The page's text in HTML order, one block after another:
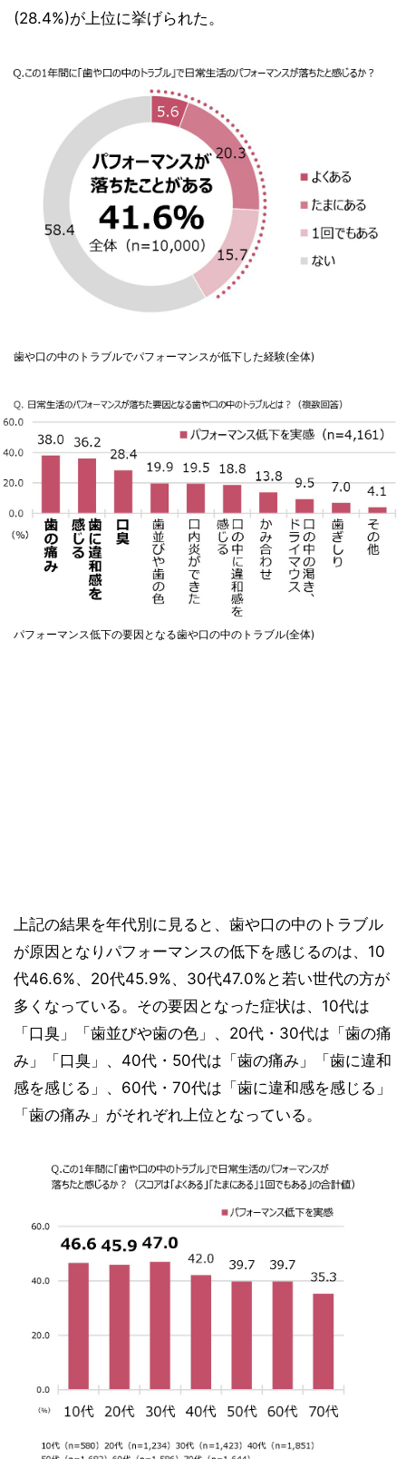
(28.4%)が上位に挙げられた。
歯や口の中のトラブルでパフォーマンスが低下した経験(全体)
パフォーマンス低下の要因となる歯や口の中のトラブル(全体)
上記の結果を年代別に見ると、歯や口の中のトラブル
が原因となりパフォーマンスの低下を感じるのは、10
代46.6%、20代45.9%、30代47.0%と若い世代の方が
多くなっている。その要因となった症状は、10代は
「口臭」「歯並びや歯の色」、20代・30代は「歯の痛
み」「口臭」、40代・50代は「歯の痛み」「歯に違和
感を感じる」、60代・70代は「歯に違和感を感じる」
「歯の痛み」がそれぞれ上位となっている。